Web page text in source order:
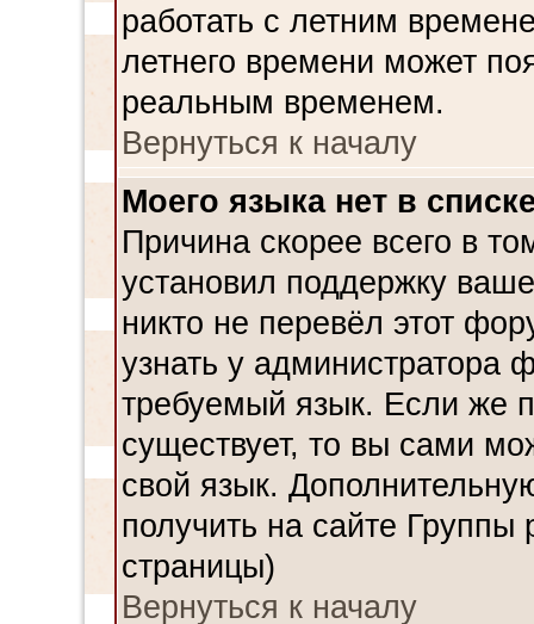
работать с летним
летнего времени может
реальным временем.
Вернуться к началу
Моего языка нет в
Причина скорее всего в
установил поддержку
никто не перевёл этот
узнать у администратора
требуемый язык. Если же
существует, то вы сами
свой язык.
получить на сайте Группы
страницы)
Вернуться к началу